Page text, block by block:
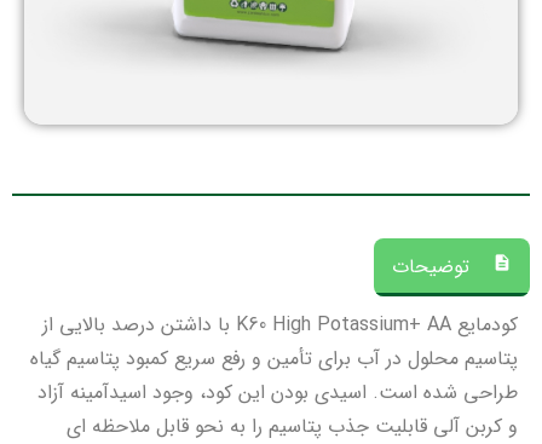
توضیحات
کود‌مایع K60 High Potassium+ AA با داشتن درصد بالایی از
پتاسیم محلول در آب برای تأمین و رفع سریع کمبود پتاسیم گیاه
طراحی شده است. اسیدی بودن این کود، وجود اسیدآمینه آزاد
و کربن آلی قابلیت جذب پتاسیم را به نحو قابل ملاحظه ای